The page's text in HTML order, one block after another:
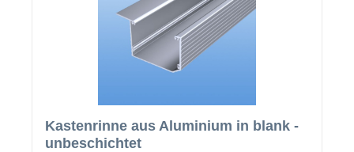
Kastenrinne aus Aluminium in blank -
unbeschichtet